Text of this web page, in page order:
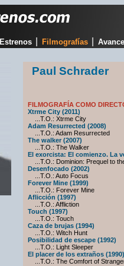
Estrenos Filmografías
Paul Schrader
FILMOGRAFÍA COMO
Xtrme City (2011)
...T.O.: Xtrme City
Adam Resurrected (2008)
...T.O.: Adam Resurrected
The walker (2007)
...T.O.: The Walker
El exorcista: El comienzo. La
...T.O.: Dominion: Prequel to
Desenfocado (2002)
...T.O.: Auto Focus
Forever Mine (1999)
...T.O.: Forever Mine
Aflicción (1997)
...T.O.: Affliction
Touch (1997)
...T.O.: Touch
Caza de brujas (1994)
...T.O.: Witch Hunt
Posibilidad de escape (1992)
...T.O.: Light Sleeper
El placer de los extraños (1990)
...T.O.: The Comfort of